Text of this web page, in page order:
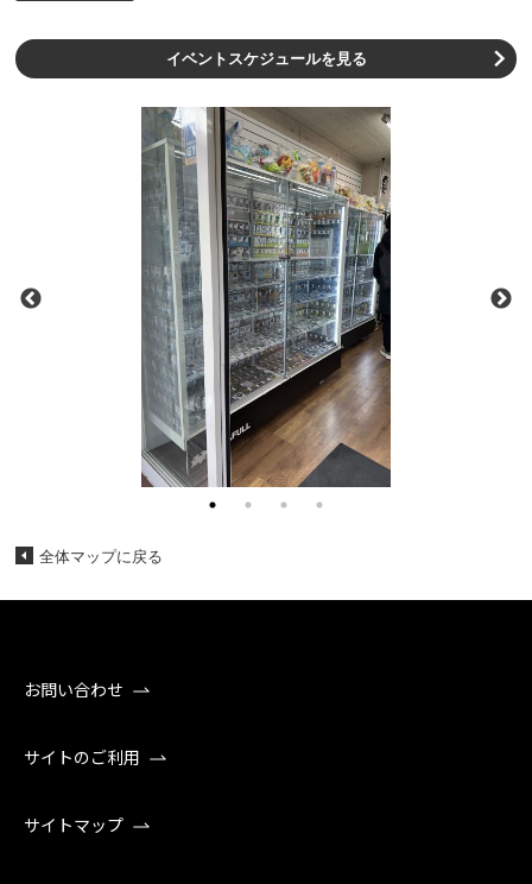
イベントスケジュールを見る
全体マップに戻る
お問い合わせ
サイトのご利用
サイトマップ